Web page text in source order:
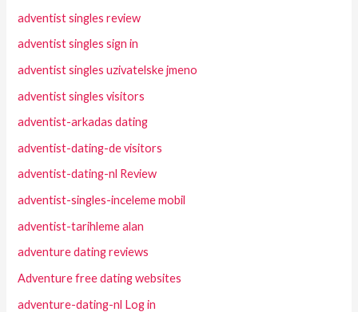
adventist singles review
adventist singles sign in
adventist singles uzivatelske jmeno
adventist singles visitors
adventist-arkadas dating
adventist-dating-de visitors
adventist-dating-nl Review
adventist-singles-inceleme mobil
adventist-tarihleme alan
adventure dating reviews
Adventure free dating websites
adventure-dating-nl Log in